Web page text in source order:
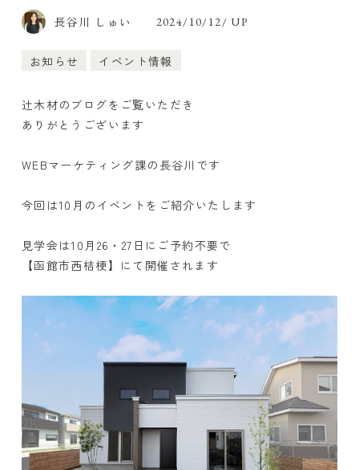
長谷川 しゅい 2024/10/12/ UP
お知らせ イベント情報
辻木材のブログをご覧いただき
ありがとうございます
WEBマーケティング課の長谷川です
今回は10月のイベントをご紹介いたします
見学会は10月26・27日にご予約不要で
【函館市西桔梗】にて開催されます